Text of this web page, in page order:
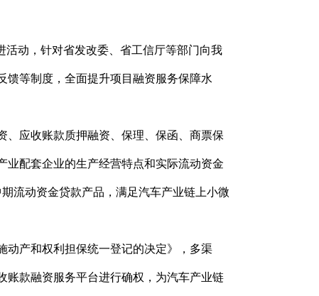
活动，针对省发改委、省工信厅等部门向我
馈等制度，全面提升项目融资服务保障水
、应收账款质押融资、保理、保函、商票保
业配套企业的生产经营特点和实际流动资金
流动资金贷款产品，满足汽车产业链上小微
动产和权利担保统一登记的决定》，多渠
账款融资服务平台进行确权，为汽车产业链